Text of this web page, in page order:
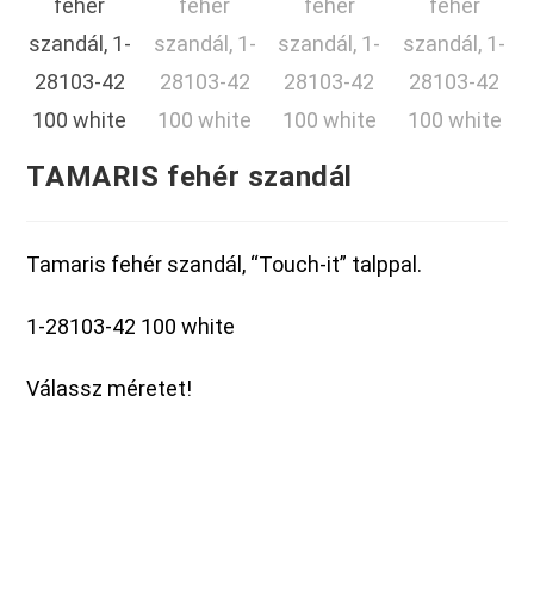
TAMARIS fehér szandál
Tamaris fehér szandál, “Touch-it” talppal.
1-28103-42 100 white
Válassz méretet!